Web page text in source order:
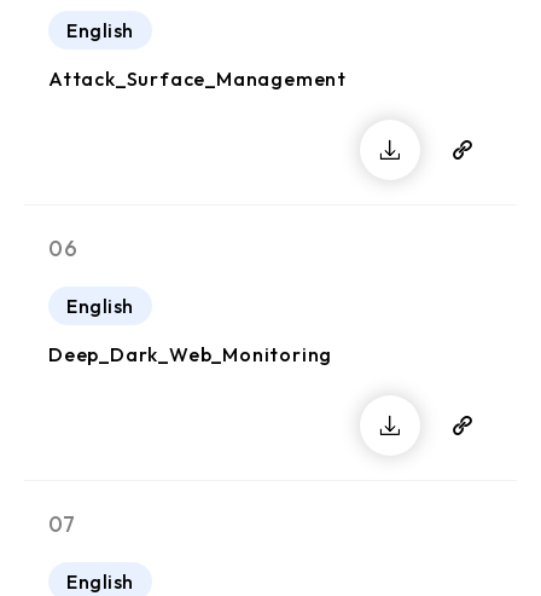
English
Attack_Surface_Management
06
English
Deep_Dark_Web_Monitoring
07
English